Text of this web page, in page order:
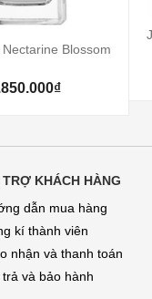
Blossom
TRỢ KHÁCH HÀNG
dẫn mua hàng
kí thành viên
nhận và thanh toán
và bảo hành